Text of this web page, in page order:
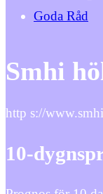
Goda Råd
Smhi
http s://
10-